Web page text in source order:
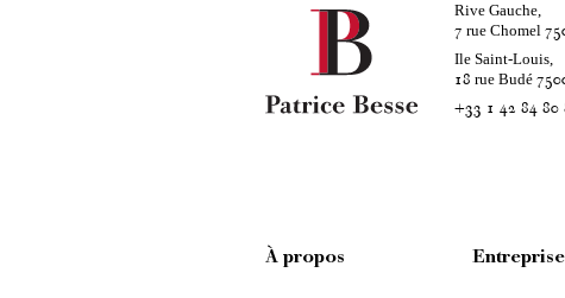
Rive Gauche,
7 rue Chomel
Ile Saint-Louis,
18 rue Budé
+33 1 42 84 80
À propos Entreprise